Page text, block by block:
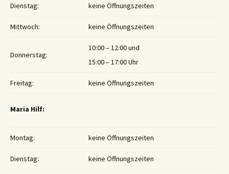
Dienstag: keine Öffnungszeiten
Mittwoch: keine Öffnungszeiten
Donnerstag:
10:00 – 12:00 und
15:00 – 17:00 Uhr
Freitag: keine Öffnungszeiten
Maria Hilf:
Montag: keine Öffnungszeiten
Dienstag: keine Öffnungszeiten